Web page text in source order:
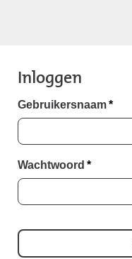
Inloggen
Gebruikersnaam*
Wachtwoord *